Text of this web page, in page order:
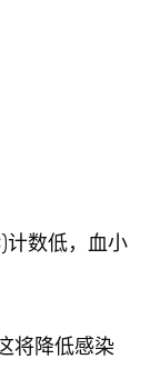
计数低，血小
将降低感染